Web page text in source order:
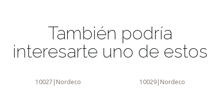
También podría
interesarte uno de estos
10027 | Nordeco 10029| Nordeco